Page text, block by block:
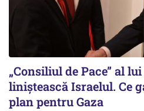
„Consiliul de Pace” al
liniștească Israelul. Ce
plan pentru Gaza